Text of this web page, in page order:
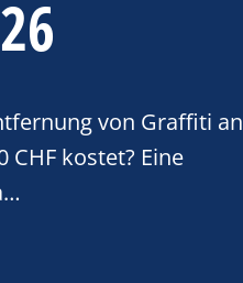
von Graffiti an
CHF kostet? Eine